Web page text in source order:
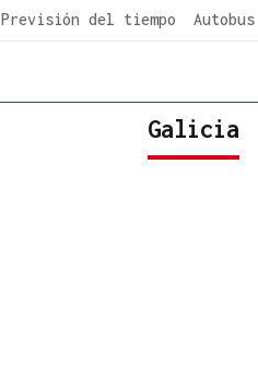
Previsión del tiempo
Galicia